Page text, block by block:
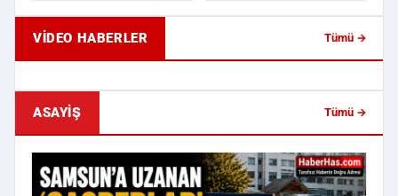
Karar
VIDEO HABERLER
Tümü →
Geride Bıraktığı Mektup Tefecilik
Samsun'da Lise
ASAYIŞ Tümü →